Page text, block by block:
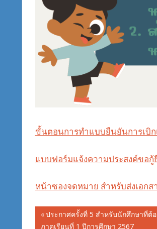
ขั้นตอนการทำแบบยืนยันการเบิก
แบบฟอร์มแจ้งความประสงค์ขอกู้
หน้าซองจดหมาย สำหรับส่งเอก
Post
Previous
Post:
ประกาศครั้งที่ 5 สำหรับนักศึกษาที่ต้
ภาคเรียนที่ 1 ปีการศึกษา 2567